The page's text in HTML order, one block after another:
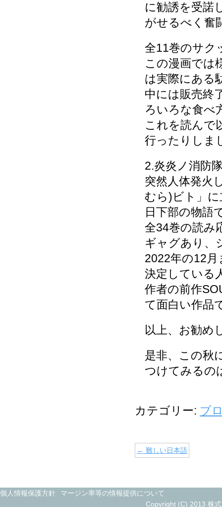
に勧誘を受諾
がせるべく奮
全11巻のサク
この漫画では
は実際にある
中には販売終
ろいろな食べ
これを読んで
行ったりしま
2.炎炎ノ消防
突然人体発火
むら)ビト」
日下部の物語
全34巻の読み
ギャグあり、
2022年の12
決定している
作者の前作
て面白い作品
以上、お勧め
是非、この秋
つけてみるの
カテゴリー: ブ
← 難しい日本語
個人情報保護方針
マージン率等の情報提供について
Copyright (C) 2013 株